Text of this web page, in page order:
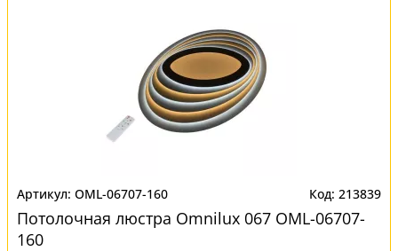
OML-06707-160 213839
Потолочная люстра Omnilux 067 OML-06707-
160